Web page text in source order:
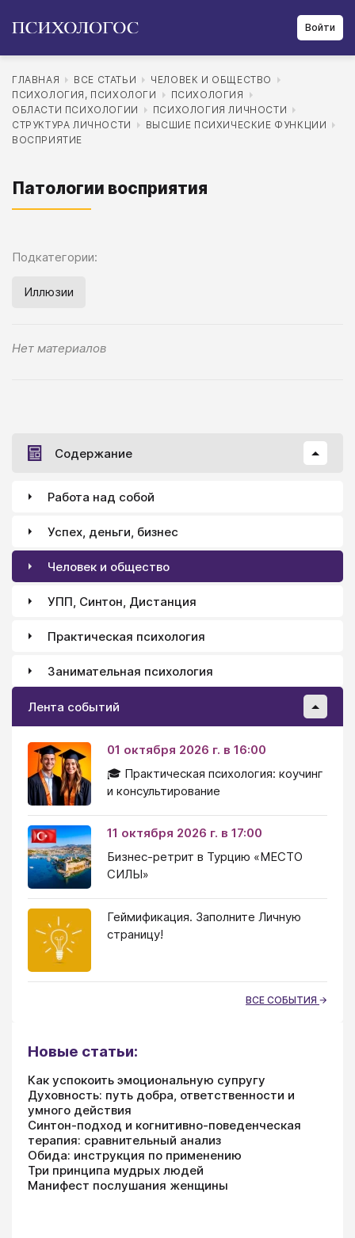
Войти
ГЛАВНАЯ ВСЕ СТАТЬИ
ЧЕЛОВЕК И ОБЩЕСТВО
ПСИХОЛОГИЯ, ПСИХОЛОГИ
ПСИХОЛОГИЯ
ОБЛАСТИ ПСИХОЛОГИИ
ПСИХОЛОГИЯ ЛИЧНОСТИ
СТРУКТУРА ЛИЧНОСТИ
ВЫСШИЕ ПСИХИЧЕСКИЕ ФУНКЦИИ
ВОСПРИЯТИЕ
Патологии восприятия
Подкатегории:
Иллюзии
Нет материалов
Содержание
Работа над собой
Успех, деньги, бизнес
Человек и общество
УПП, Синтон, Дистанция
Практическая психология
Занимательная психология
Лента событий
01 октября 2026 г. в 16:00
🎓 Практическая психология: коучинг
и консультирование
11 октября 2026 г. в 17:00
Бизнес-ретрит в Турцию «МЕСТО
СИЛЫ»
Геймификация. Заполните Личную
страницу!
ВСЕ СОБЫТИЯ
Новые статьи:
Как успокоить эмоциональную супругу
Духовность: путь добра, ответственности и
умного действия
Синтон-подход и когнитивно-поведенческая
терапия: сравнительный анализ
Обида: инструкция по применению
Три принципа мудрых людей
Манифест послушания женщины